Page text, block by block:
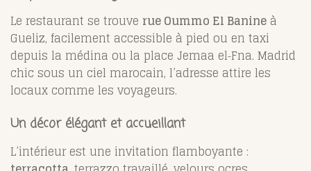
Le restaurant se trouve rue Oummo El Banine à
Gueliz, facilement accessible à pied ou en taxi
depuis la médina ou la place Jemaa el‑Fna. Madrid
chic sous un ciel marocain, l’adresse attire les
locaux comme les voyageurs.
Un décor élégant et accueillant
L’intérieur est une invitation flamboyante :